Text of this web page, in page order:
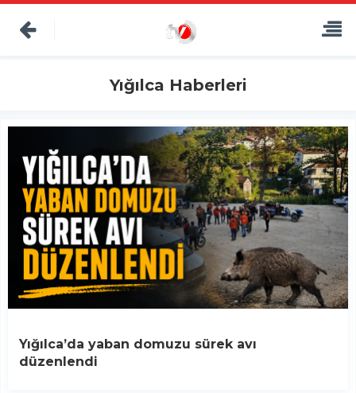
Yığılca Haberleri
Yığılca’da yaban domuzu sürek avı
düzenlendi